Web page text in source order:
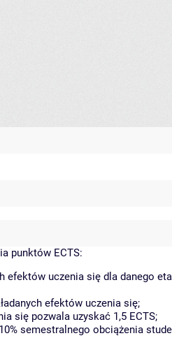
punktów ECTS:
uczenia się dla danego
efektów uczenia się;
się pozwala uzyskać 1,5 ECTS;
semestralnego obciążenia